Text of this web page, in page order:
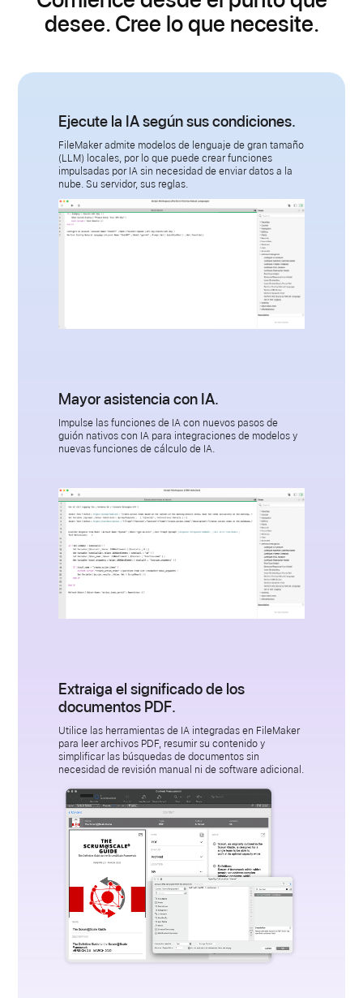
desee. Cree lo que necesite.
Ejecute la IA según sus condiciones.
FileMaker admite modelos de lenguaje de gran tamaño
(LLM) locales, por lo que puede crear funciones
impulsadas por IA sin necesidad de enviar datos a la
nube. Su servidor, sus reglas.
Mayor asistencia con IA.
Impulse las funciones de IA con nuevos pasos de
guión nativos con IA para integraciones de modelos y
nuevas funciones de cálculo de IA.
Extraiga el significado de los
documentos PDF.
Utilice las herramientas de IA integradas en FileMaker
para leer archivos PDF, resumir su contenido y
simplificar las búsquedas de documentos sin
necesidad de revisión manual ni de software adicional.